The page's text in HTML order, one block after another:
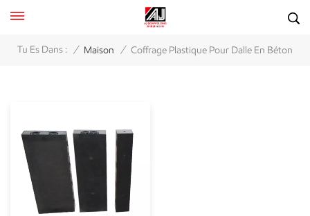
Tu Es Dans : / Maison / Coffrage Plastique Pour Dalle En Béton